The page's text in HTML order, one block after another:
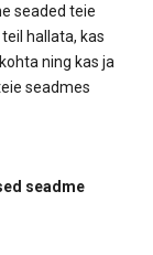
seaded teie
hallata, kas
ning kas ja
seadmes
seadme